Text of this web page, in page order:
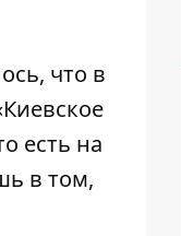
что в
есть на
в том,